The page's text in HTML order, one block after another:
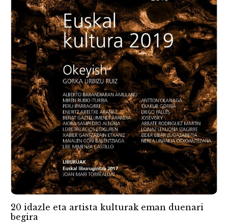
20 idazle eta artista kulturak eman duenari
begira